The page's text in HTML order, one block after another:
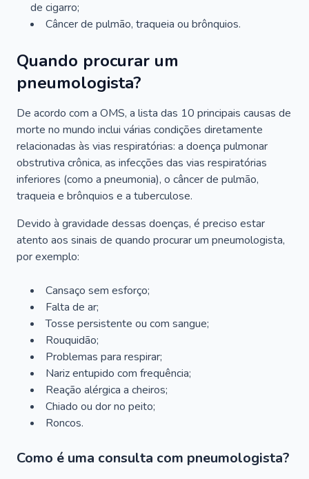
de cigarro;
Câncer de pulmão, traqueia ou brônquios.
Quando procurar um
pneumologista?
De acordo com a OMS, a lista das 10 principais causas de
morte no mundo inclui várias condições diretamente
relacionadas às vias respiratórias: a doença pulmonar
obstrutiva crônica, as infecções das vias respiratórias
inferiores (como a pneumonia), o câncer de pulmão,
traqueia e brônquios e a tuberculose.
Devido à gravidade dessas doenças, é preciso estar
atento aos sinais de quando procurar um pneumologista,
por exemplo:
Cansaço sem esforço;
Falta de ar;
Tosse persistente ou com sangue;
Rouquidão;
Problemas para respirar;
Nariz entupido com frequência;
Reação alérgica a cheiros;
Chiado ou dor no peito;
Roncos.
Como é uma consulta com pneumologista?